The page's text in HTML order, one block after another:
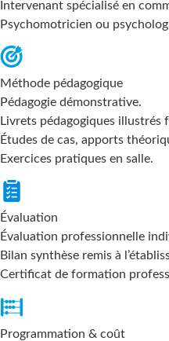
Intervenant spécialisé en
Psychomotricien ou
Méthode pédagogique
Pédagogie démonstrative.
Livrets pédagogiques illustrés
Études de cas, apports
Exercices pratiques en salle.
Évaluation
Évaluation professionnelle
Bilan synthèse remis à
Certificat de formation
Programmation & coût